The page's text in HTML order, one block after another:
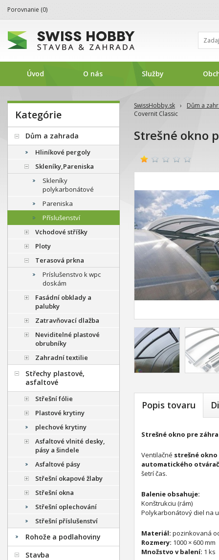
SwissHobby.sk ›
Dům a
Covernit Classic
Strešné okno
Popis tovaru
Strešné okno pre
Ventilačné strešné okno
automatického
šetrí čas.
Balenie obsahuje:
Konštrukciu (rám)
Polykarbonátový diel na
Materiál: pozinkovaná
Rozmery: 1000 × 600 mm
Množstvo v balení: 1 ks
Kategórie
Dům a zahrada
Hliníkové pergoly
Skleníky,Pareniska
Skleníky
polykarbonátové
Pareniska
Příslušenství
Vchodové stříšky
Ploty
Terasová prkna
Príslušenstvo k wpc
doskám
Fasádní obklady a
palubky
Zatravňovací dlažba
Neviditelné plastové
obrubníky
Zahradní textilie
Střechy plastové,
asfaltové
Střešní fólie
Plastové krytiny
plechové krytiny
Asfaltové vlnité desky,
pásy a šindele
Asfaltové pásy
Střešní okapové žlaby
Střešní okna
Střešní oplechování
Střešní příslušenství
Rohože a podlahoviny
Stavba
Porovnanie (0)
Úvod O nás Služby